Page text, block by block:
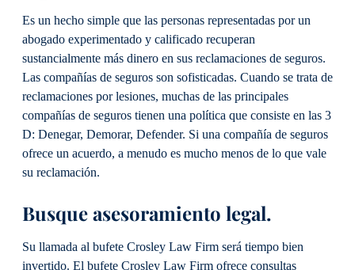
Es un hecho simple que las personas representadas por un
abogado experimentado y calificado recuperan
sustancialmente más dinero en sus reclamaciones de seguros.
Las compañías de seguros son sofisticadas. Cuando se trata de
reclamaciones por lesiones, muchas de las principales
compañías de seguros tienen una política que consiste en las 3
D: Denegar, Demorar, Defender. Si una compañía de seguros
ofrece un acuerdo, a menudo es mucho menos de lo que vale
su reclamación.
Busque asesoramiento legal.
Su llamada al bufete Crosley Law Firm será tiempo bien
invertido. El bufete Crosley Law Firm ofrece consultas